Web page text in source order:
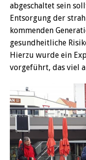
abgeschaltet sein
Entsorgung der
kommenden
gesundheitliche
Hierzu wurde ein
vorgeführt, das viel